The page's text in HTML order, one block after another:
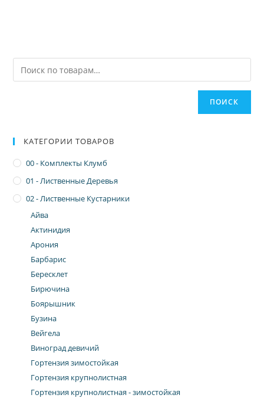
ПОИСК
КАТЕГОРИИ ТОВАРОВ
00 - Комплекты Клумб
01 - Лиственные Деревья
02 - Лиственные Кустарники
Айва
Актинидия
Арония
Барбарис
Бересклет
Бирючина
Боярышник
Бузина
Вейгела
Виноград девичий
Гортензия зимостойкая
Гортензия крупнолистная
Гортензия крупнолистная - зимостойкая